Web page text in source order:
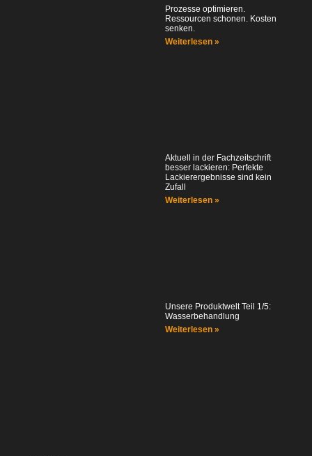
Prozesse optimieren.
Ressourcen schonen. Kosten
senken.
Weiterlesen »
Aktuell in der Fachzeitschrift
besser lackieren: Perfekte
Lackierergebnisse sind kein
Zufall
Weiterlesen »
Unsere Produktwelt Teil 1/5:
Wasserbehandlung
Weiterlesen »